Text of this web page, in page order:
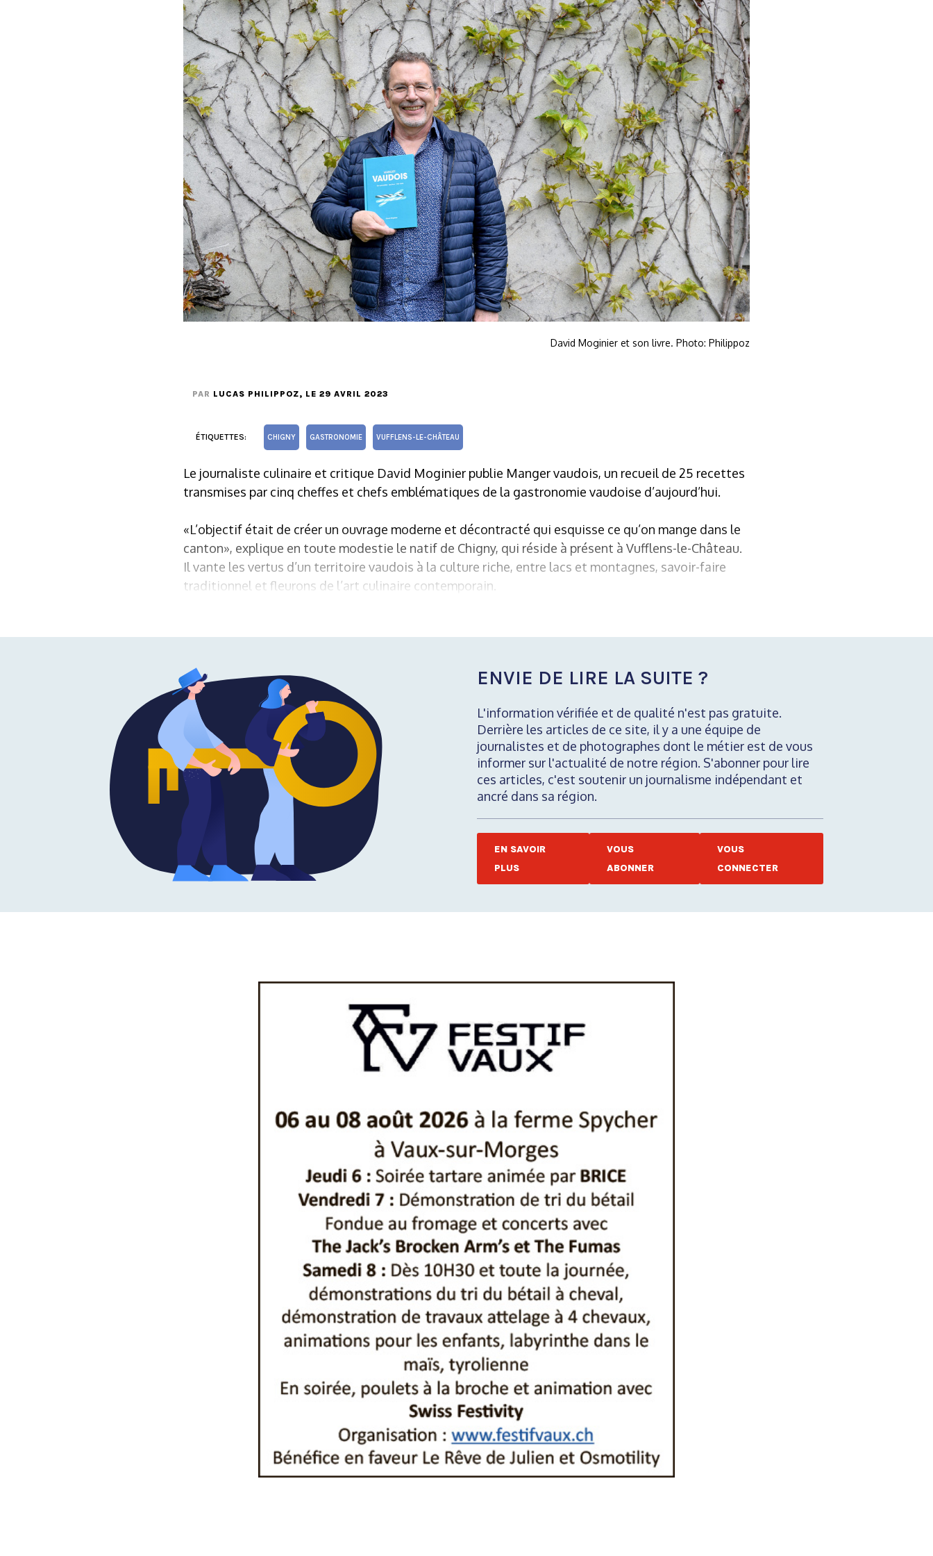
David Moginier et son livre. Photo: Philippoz
PAR LUCAS PHILIPPOZ, LE 29 AVRIL 2023
ÉTIQUETTES: CHIGNY GASTRONOMIE VUFFLENS-LE-CHÂTEAU
Le journaliste culinaire et critique David Moginier publie Manger vaudois, un recueil de 25 recettes
transmises par cinq cheffes et chefs emblématiques de la gastronomie vaudoise d’aujourd’hui.
«L’objectif était de créer un ouvrage moderne et décontracté qui esquisse ce qu’on mange dans le
canton», explique en toute modestie le natif de Chigny, qui réside à présent à Vufflens-le-Château.
Il vante les vertus d’un territoire vaudois à la culture riche, entre lacs et montagnes, savoir-faire
traditionnel et fleurons de l’art culinaire contemporain.
ENVIE DE LIRE LA SUITE ?
L'information vérifiée et de qualité n'est pas gratuite.
Derrière les articles de ce site, il y a une équipe de
journalistes et de photographes dont le métier est de vous
informer sur l'actualité de notre région. S'abonner pour lire
ces articles, c'est soutenir un journalisme indépendant et
ancré dans sa région.
EN SAVOIR
PLUS
VOUS
ABONNER
VOUS
CONNECTER